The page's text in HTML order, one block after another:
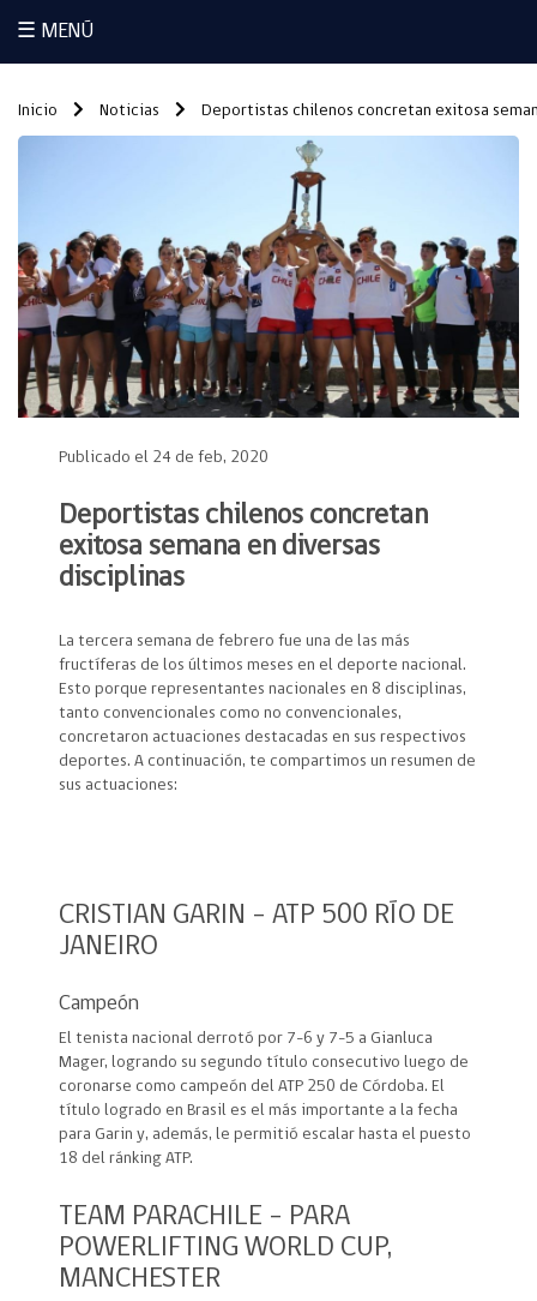
☰ MENÚ
Inicio Noticias Deportistas chilenos concretan exitosa
Publicado el 24 de feb, 2020
Deportistas chilenos concretan
exitosa semana en diversas
disciplinas
La tercera semana de febrero fue una de las más
fructíferas de los últimos meses en el deporte nacional.
Esto porque representantes nacionales en 8 disciplinas,
tanto convencionales como no convencionales,
concretaron actuaciones destacadas en sus respectivos
deportes. A continuación, te compartimos un resumen de
sus actuaciones:
CRISTIAN GARIN – ATP 500 RÍO DE
JANEIRO
Campeón
El tenista nacional derrotó por 7-6 y 7-5 a Gianluca
Mager, logrando su segundo título consecutivo luego de
coronarse como campeón del ATP 250 de Córdoba. El
título logrado en Brasil es el más importante a la fecha
para Garin y, además, le permitió escalar hasta el puesto
18 del ránking ATP.
TEAM PARACHILE – PARA
POWERLIFTING WORLD CUP,
MANCHESTER